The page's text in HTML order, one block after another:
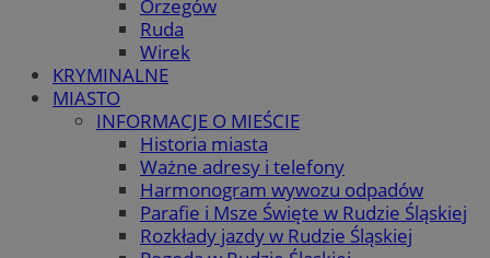
Orzegów
Ruda
Wirek
KRYMINALNE
MIASTO
INFORMACJE O MIEŚCIE
Historia miasta
Ważne adresy i telefony
Harmonogram wywozu odpadów
Parafie i Msze Święte w Rudzie Śląskiej
Rozkłady jazdy w Rudzie Śląskiej